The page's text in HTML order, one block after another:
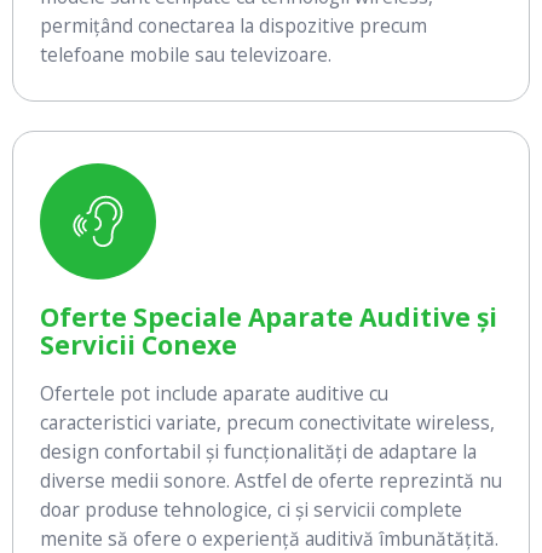
permițând conectarea la dispozitive precum
telefoane mobile sau televizoare.
Oferte Speciale Aparate Auditive și
Servicii Conexe
Ofertele pot include aparate auditive cu
caracteristici variate, precum conectivitate wireless,
design confortabil și funcționalități de adaptare la
diverse medii sonore. Astfel de oferte reprezintă nu
doar produse tehnologice, ci și servicii complete
menite să ofere o experiență auditivă îmbunătățită.